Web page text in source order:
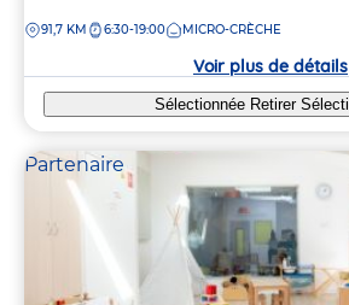
la
DISTANCE
91,7 KM 6:30-19:00 MICRO-CRÈCHE
Voir plus de détails
Sélectionnée Retirer
Partenaire